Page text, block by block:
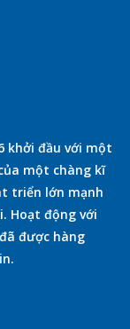
khởi đầu với một
một chàng kĩ
triển lớn mạnh
Hoạt động với
được hàng